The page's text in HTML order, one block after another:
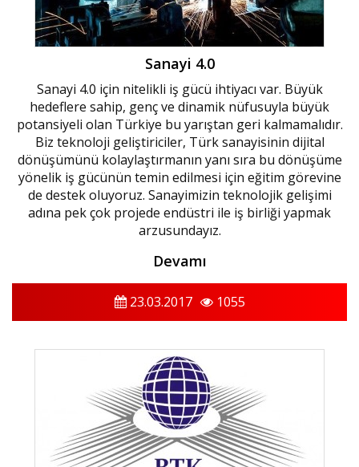
Sanayi 4.0
Sanayi 4.0 için nitelikli iş gücü ihtiyacı var. Büyük
hedeflere sahip, genç ve dinamik nüfusuyla büyük
potansiyeli olan Türkiye bu yarıştan geri kalmamalıdır.
Biz teknoloji geliştiriciler, Türk sanayisinin dijital
dönüşümünü kolaylaştırmanın yanı sıra bu dönüşüme
yönelik iş gücünün temin edilmesi için eğitim görevine
de destek oluyoruz. Sanayimizin teknolojik gelişimi
adına pek çok projede endüstri ile iş birliği yapmak
arzusundayız.
Devamı
23.03.2017 1055